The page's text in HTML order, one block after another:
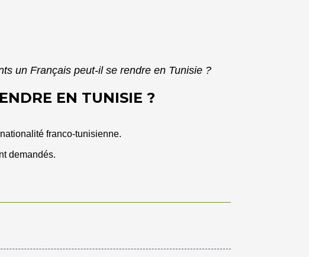
un Français peut-il se rendre en Tunisie ?
EN TUNISIE ?
franco-tunisienne.
demandés.